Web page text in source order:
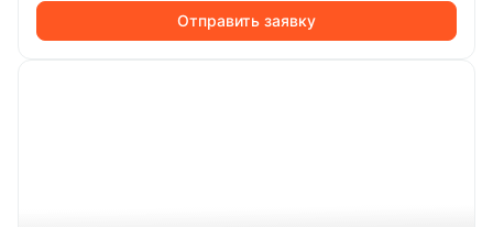
Отправить заявку